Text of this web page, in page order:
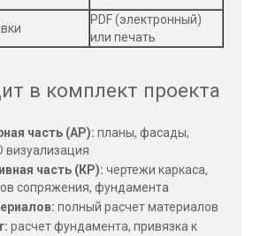
PDF (электронный)
или печать
в комплект проекта
часть (АР): планы, фасады,
визуализация
часть (КР): чертежи каркаса,
сопряжения, фундамента
полный расчет материалов
расчет фундамента, привязка к